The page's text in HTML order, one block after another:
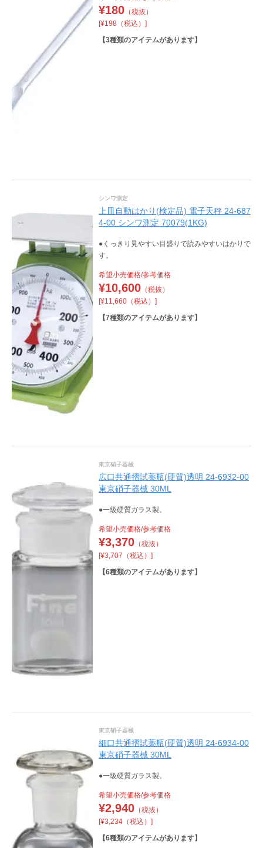
¥180（税抜）
[¥198（税込）]
【3種類のアイテムがあります】
シンワ測定
上皿自動はかり(検定品) 電子天秤 24-687
4-00 シンワ測定 70079(1KG)
●くっきり見やすい目盛りで読みやすいはかりで
す。
希望小売価格/参考価格
¥10,600（税抜）
[¥11,660（税込）]
【7種類のアイテムがあります】
東京硝子器械
広口共通摺試薬瓶(硬質)透明 24-6932-00
東京硝子器械 30ML
●一級硬質ガラス製。
希望小売価格/参考価格
¥3,370（税抜）
[¥3,707（税込）]
【6種類のアイテムがあります】
東京硝子器械
細口共通摺試薬瓶(硬質)透明 24-6934-00
東京硝子器械 30ML
●一級硬質ガラス製。
希望小売価格/参考価格
¥2,940（税抜）
[¥3,234（税込）]
【6種類のアイテムがあります】